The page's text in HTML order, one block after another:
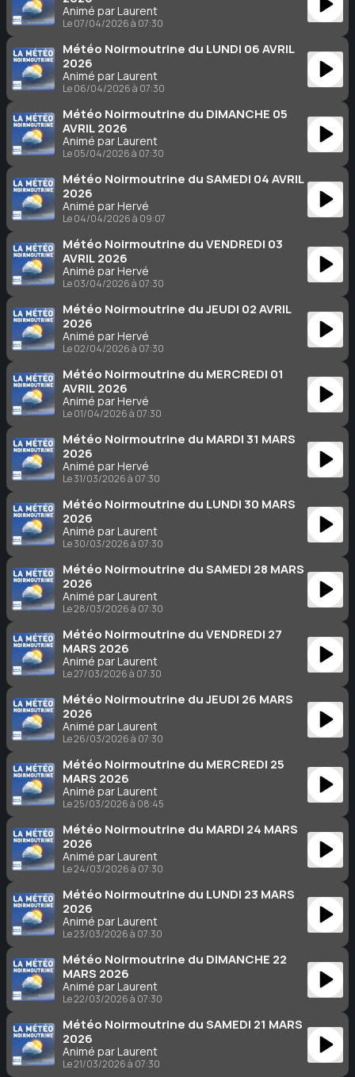
Animé par Laurent
Le 07/04/2026 à 07:30
Météo Noirmoutrine du LUNDI 06 AVRIL
2026
Animé par Laurent
Le 06/04/2026 à 07:30
Météo Noirmoutrine du DIMANCHE 05
AVRIL 2026
Animé par Laurent
Le 05/04/2026 à 07:30
Météo Noirmoutrine du SAMEDI 04 AVRIL
2026
Animé par Hervé
Le 04/04/2026 à 09:07
Météo Noirmoutrine du VENDREDI 03
AVRIL 2026
Animé par Hervé
Le 03/04/2026 à 07:30
Météo Noirmoutrine du JEUDI 02 AVRIL
2026
Animé par Hervé
Le 02/04/2026 à 07:30
Météo Noirmoutrine du MERCREDI 01
AVRIL 2026
Animé par Hervé
Le 01/04/2026 à 07:30
Météo Noirmoutrine du MARDI 31 MARS
2026
Animé par Hervé
Le 31/03/2026 à 07:30
Météo Noirmoutrine du LUNDI 30 MARS
2026
Animé par Laurent
Le 30/03/2026 à 07:30
Météo Noirmoutrine du SAMEDI 28 MARS
2026
Animé par Laurent
Le 28/03/2026 à 07:30
Météo Noirmoutrine du VENDREDI 27
MARS 2026
Animé par Laurent
Le 27/03/2026 à 07:30
Météo Noirmoutrine du JEUDI 26 MARS
2026
Animé par Laurent
Le 26/03/2026 à 07:30
Météo Noirmoutrine du MERCREDI 25
MARS 2026
Animé par Laurent
Le 25/03/2026 à 08:45
Météo Noirmoutrine du MARDI 24 MARS
2026
Animé par Laurent
Le 24/03/2026 à 07:30
Météo Noirmoutrine du LUNDI 23 MARS
2026
Animé par Laurent
Le 23/03/2026 à 07:30
Météo Noirmoutrine du DIMANCHE 22
MARS 2026
Animé par Laurent
Le 22/03/2026 à 07:30
Météo Noirmoutrine du SAMEDI 21 MARS
2026
Animé par Laurent
Le 21/03/2026 à 07:30